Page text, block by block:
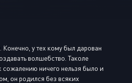
у тех кому был дарован
волшебство. Таколе
сожалению ничего нельзя было и
он родился без всяких